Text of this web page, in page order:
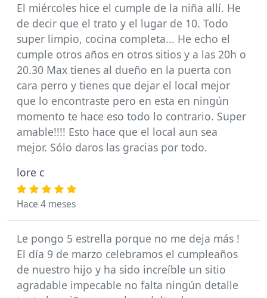
El miércoles hice el cumple de la niña allí. He
de decir que el trato y el lugar de 10. Todo
super limpio, cocina completa... He echo el
cumple otros años en otros sitios y a las 20h o
20.30 Max tienes al dueño en la puerta con
cara perro y tienes que dejar el local mejor
que lo encontraste pero en esta en ningún
momento te hace eso todo lo contrario. Super
amable!!!! Esto hace que el local aun sea
mejor. Sólo daros las gracias por todo.
lore c
Hace 4 meses
Le pongo 5 estrella porque no me deja más !
El día 9 de marzo celebramos el cumpleaños
de nuestro hijo y ha sido increíble un sitio
agradable impecable no falta ningún detalle